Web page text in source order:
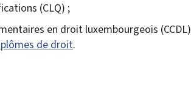
(CLQ) ;
en droit luxembourgeois (CCDL)
de droit.